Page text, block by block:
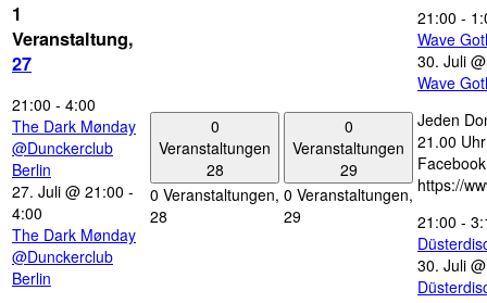
1
Veranstaltung,
27
21:00 - 4:00
The Dark Mønday
@Dunckerclub
Berlin
27. Juli @ 21:00 -
4:00
The Dark Mønday
@Dunckerclub
Berlin
0
Veranstaltungen
28
0 Veranstaltungen,
28
0
Veranstaltungen
29
0 Veranstaltungen,
29
21:00 -
Wave
30. Juli
Wave
Jeden
21.00
https://
21:00 -
30. Juli